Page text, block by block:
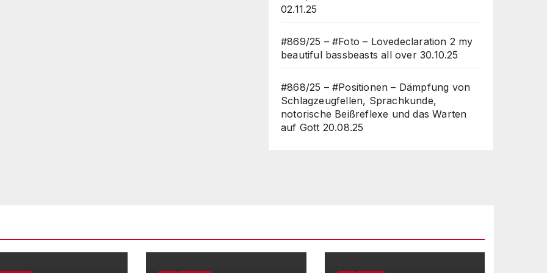
02.11.25
#869/25 – #Foto – Lovedeclaration 2 my
beautiful bassbeasts all over 30.10.25
#868/25 – #Positionen – Dämpfung von
Schlagzeugfellen, Sprachkunde,
notorische Beißreflexe und das Warten
auf Gott 20.08.25